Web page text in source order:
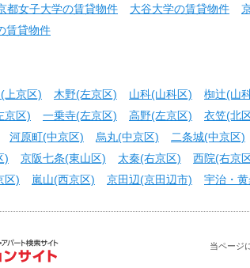
都女子大学の賃貸物件 大谷大学の賃貸物件
賃貸物件
上京区) 木野(左京区) 山科(山科区) 椥辻(山
京区) 一乗寺(左京区) 高野(左京区) 衣笠(北
河原町(中京区) 烏丸(中京区) 二条城(中京区)
) 京阪七条(東山区) 太秦(右京区) 西院(右京
区) 嵐山(西京区) 京田辺(京田辺市) 宇治・
当ページ